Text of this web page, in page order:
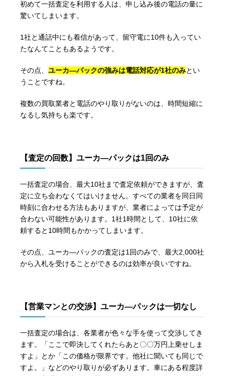
初めて一括査定を利用する人は、申し込み後の電話の量に
驚いてしまいます。
1社と通話中にも着信があって、留守電に10件も入ってい
たなんてこともあるようです。
その点、ユーカ―パックの強みは電話対応が1社のみとい
うことですね。
複数の買取業者と電話のやり取りがないのは、時間短縮に
なるし気持ちも楽です。
【査定の回数】ユーカ―パックは1回のみ
一括査定の場合、最大10社まで査定依頼ができますが、査
定に立ち会わなくてはいけません。すべての業者を同日同
時刻に合わせる方法もありますが、業者によっては予定が
合わない可能性があります。1社1時間として、10社に依
頼すると10時間もかかってしまいます。
その点、ユーカ―パックの査定は1回のみで、最大2,000社
から入札を受けることができるのは効率が良いですね。
【営業マンとの交渉】ユーカ―パックは一切なし
一括査定の場合は、各業者が色々な手を使って交渉してき
ます。「ここで即決してくれたらあと〇〇万円上乗せしま
すよ」とか「この価格が限界です。他社に聞いても同じで
すよ。」などのやり取りが必ずあります。車にある程度詳